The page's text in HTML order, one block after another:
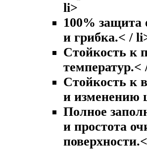
li>
100% защита
и грибка.< /
Стойкость к
температур.<
Стойкость к
и изменению
Полное
и простота